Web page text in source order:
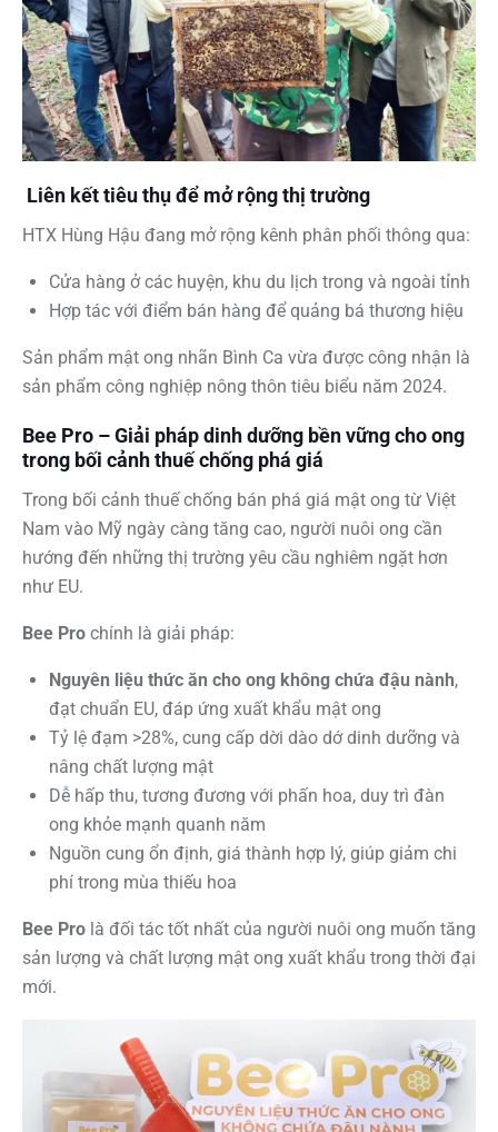
Liên kết tiêu thụ để mở rộng thị trường
HTX Hùng Hậu đang mở rộng kênh phân phối thông qua:
Cửa hàng ở các huyện, khu du lịch trong và ngoài tỉnh
Hợp tác với điểm bán hàng để quảng bá thương hiệu
Sản phẩm mật ong nhãn Bình Ca vừa được công nhận là
sản phẩm công nghiệp nông thôn tiêu biểu năm 2024.
Bee Pro – Giải pháp dinh dưỡng bền vững cho ong
trong bối cảnh thuế chống phá giá
Trong bối cảnh thuế chống bán phá giá mật ong từ Việt
Nam vào Mỹ ngày càng tăng cao, người nuôi ong cần
hướng đến những thị trường yêu cầu nghiêm ngặt hơn
như EU.
Bee Pro chính là giải pháp:
Nguyên liệu thức ăn cho ong không chứa đậu nành,
đạt chuẩn EU, đáp ứng xuất khẩu mật ong
Tỷ lệ đạm >28%, cung cấp dời dào dớ dinh dưỡng và
nâng chất lượng mật
Dễ hấp thu, tương đương với phấn hoa, duy trì đàn
ong khỏe mạnh quanh năm
Nguồn cung ổn định, giá thành hợp lý, giúp giảm chi
phí trong mùa thiếu hoa
Bee Pro là đối tác tốt nhất của người nuôi ong muốn tăng
sản lượng và chất lượng mật ong xuất khẩu trong thời đại
mới.